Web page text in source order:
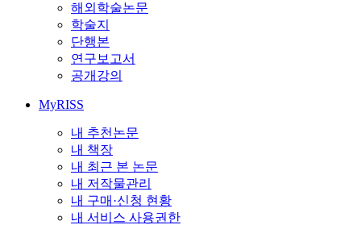
해외학술논문
학술지
단행본
연구보고서
공개강의
MyRISS
내 추천논문
내 책장
내 최근 본 논문
내 저작물관리
내 구매·신청 현황
내 서비스 사용권한